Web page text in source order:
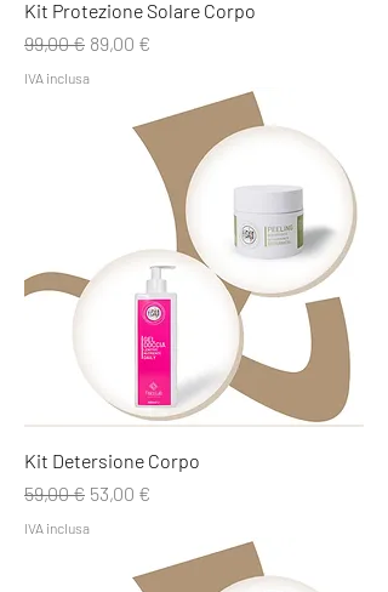
Kit Protezione Solare Corpo
Prezzo regolare
99,00 € Prezzo scontato
89,00 €
IVA inclusa
Kit Detersione Corpo
Prezzo regolare
59,00 € Prezzo scontato
53,00 €
IVA inclusa